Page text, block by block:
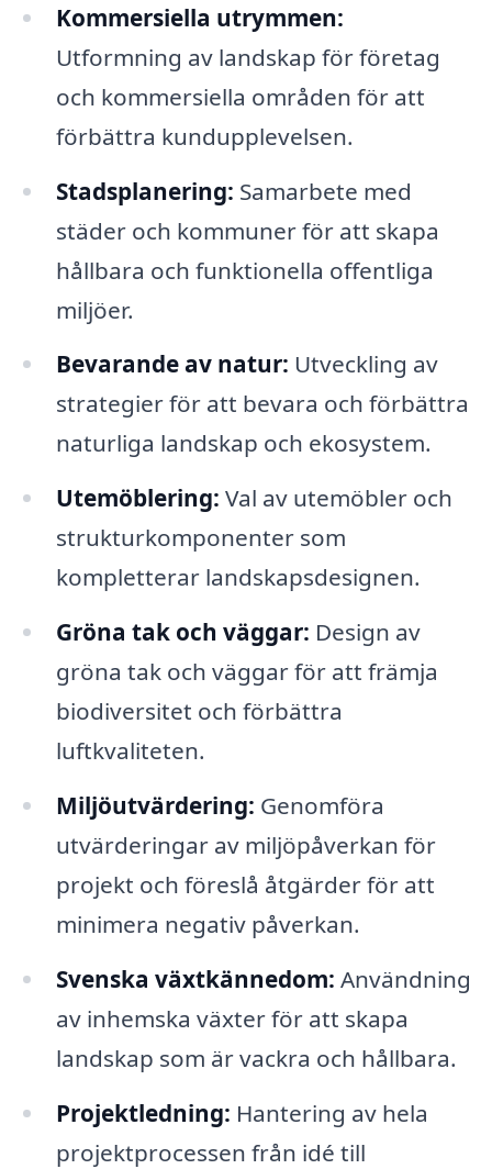
Kommersiella utrymmen:
Utformning av landskap för företag
och kommersiella områden för att
förbättra kundupplevelsen.
Stadsplanering: Samarbete med
städer och kommuner för att skapa
hållbara och funktionella offentliga
miljöer.
Bevarande av natur: Utveckling av
strategier för att bevara och förbättra
naturliga landskap och ekosystem.
Utemöblering: Val av utemöbler och
strukturkomponenter som
kompletterar landskapsdesignen.
Gröna tak och väggar: Design av
gröna tak och väggar för att främja
biodiversitet och förbättra
luftkvaliteten.
Miljöutvärdering: Genomföra
utvärderingar av miljöpåverkan för
projekt och föreslå åtgärder för att
minimera negativ påverkan.
Svenska växtkännedom: Användning
av inhemska växter för att skapa
landskap som är vackra och hållbara.
Projektledning: Hantering av hela
projektprocessen från idé till